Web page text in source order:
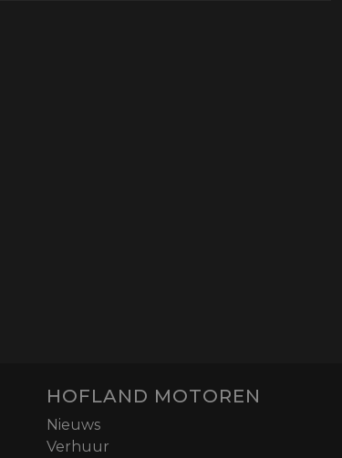
HOFLAND MOTOREN
Nieuws
Verhuur